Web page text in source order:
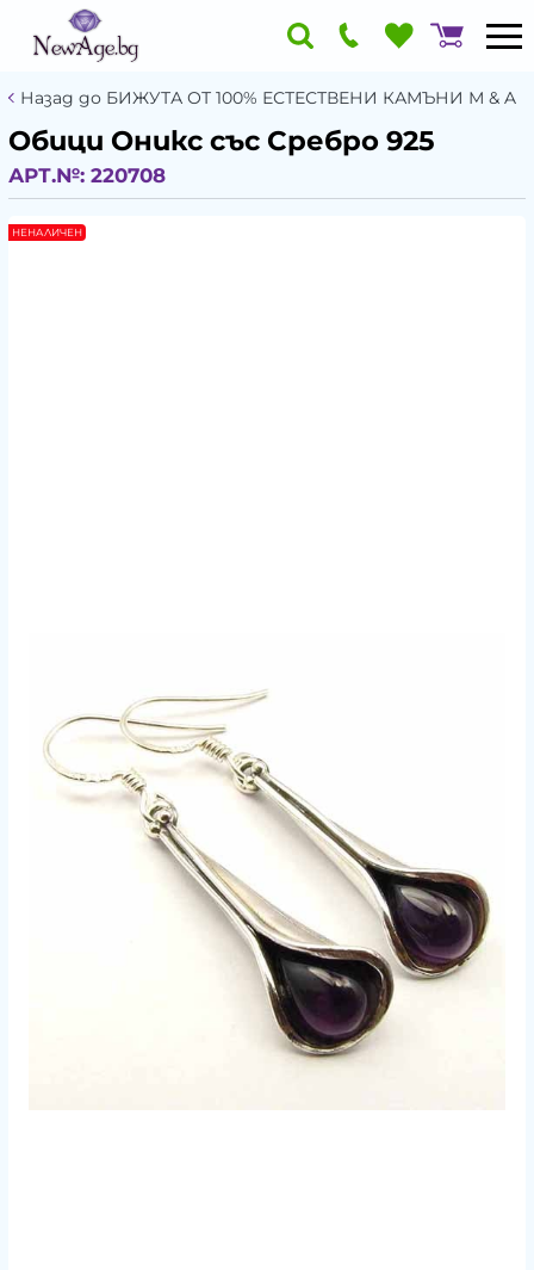
Назад до БИЖУТА ОТ 100% ЕСТЕСТВЕНИ КАМЪНИ М & A
Обици Оникс със Сребро 925
АРТ.№: 220708
НЕНАЛИЧЕН